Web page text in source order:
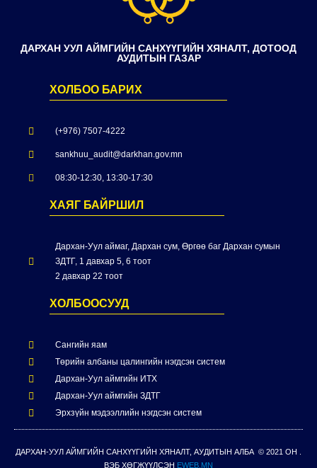
ДАРХАН УУЛ АЙМГИЙН САНХҮҮГИЙН ХЯНАЛТ, ДОТООД
АУДИТЫН ГАЗАР
ХОЛБОО БАРИХ
(+976) 7507-4222
sankhuu_audit@darkhan.gov.mn
08:30-12:30, 13:30-17:30
ХАЯГ БАЙРШИЛ
Дархан-Уул аймаг, Дархан сум, Өргөө баг Дархан сумын
ЗДТГ, 1 давхар 5, 6 тоот
2 давхар 22 тоот
ХОЛБООСУУД
Сангийн яам
Төрийн албаны цалингийн нэгдсэн систем
Дархан-Уул аймгийн ИТХ
Дархан-Уул аймгийн ЗДТГ
Эрхзүйн мэдээллийн нэгдсэн систем
ДАРХАН-УУЛ АЙМГИЙН САНХҮҮГИЙН ХЯНАЛТ, АУДИТЫН АЛБА © 2021 ОН .
ВЭБ ХӨГЖҮҮЛСЭН EWEB.MN